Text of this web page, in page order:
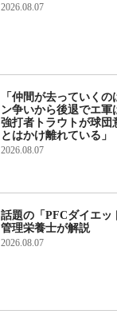
2026.08.07
「仲間が去っていく
ン争いから後退でエ
強打者トラウトが球団
とはかけ離れている」
2026.08.07
話題の「PFCダイエッ
管理栄養士が解説
2026.08.07